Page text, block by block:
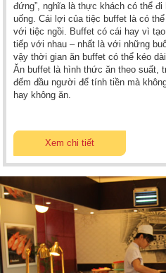
đứng”, nghĩa là thực khách có thể
uống. Cái lợi của tiệc buffet là có
với tiệc ngồi. Buffet có cái hay vì
tiếp với nhau – nhất là với những
vậy thời gian ăn buffet có thể kéo
Ăn buffet là hình thức ăn theo suất,
đếm đầu người để tính tiền mà
hay không ăn.
Xem chi tiết